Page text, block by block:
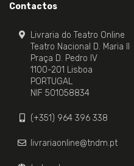
Contactos
Livraria do Teatro Online
Teatro Nacional D. Maria II
Praça D. Pedro IV
1100-201 Lisboa
PORTUGAL
NIF 501058834
(+351) 964 396 338
livrariaonline@tndm.pt